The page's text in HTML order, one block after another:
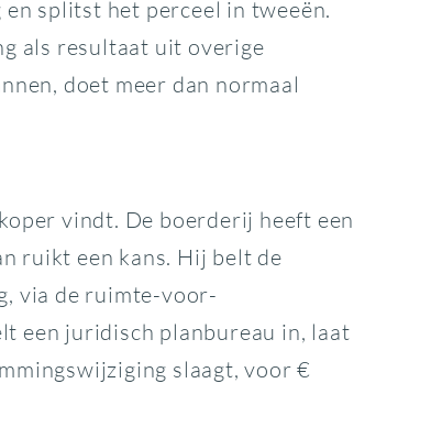
splitst het perceel in tweeën.
als resultaat uit overige
doet meer dan normaal
vindt. De boerderij heeft een
ruikt een kans. Hij belt de
via de ruimte-voor-
een juridisch planbureau in, laat
slaagt, voor €